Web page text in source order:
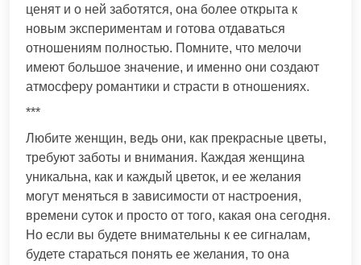
ценят и о ней заботятся, она более открыта к
новым экспериментам и готова отдаваться
отношениям полностью. Помните, что мелочи
имеют большое значение, и именно они создают
атмосферу романтики и страсти в отношениях.
***
Любите женщин, ведь они, как прекрасные цветы,
требуют заботы и внимания. Каждая женщина
уникальна, как и каждый цветок, и ее желания
могут меняться в зависимости от настроения,
времени суток и просто от того, какая она сегодня.
Но если вы будете внимательны к ее сигналам,
будете стараться понять ее желания, то она